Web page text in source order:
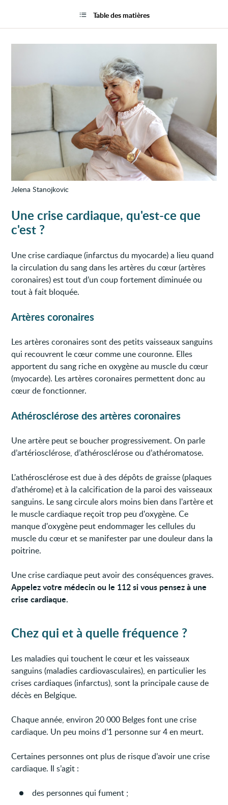
du
Jelena Stanojkovic
Une crise cardiaque, qu'est-ce que
c'est ?
Une crise cardiaque (infarctus du myocarde) a lieu quand
la circulation du sang dans les artères du cœur (artères
coronaires) est tout d’un coup fortement diminuée ou
tout à fait bloquée.
Artères coronaires
Les artères coronaires sont des petits vaisseaux sanguins
qui recouvrent le cœur comme une couronne. Elles
apportent du sang riche en oxygène au muscle du cœur
(myocarde). Les artères coronaires permettent donc au
cœur de fonctionner.
Athérosclérose des artères coronaires
Une artère peut se boucher progressivement. On parle
d’artériosclérose, d’athérosclérose ou d’athéromatose.
L'athérosclérose est due à des dépôts de graisse (plaques
d’athérome) et à la calcification de la paroi des vaisseaux
sanguins. Le sang circule alors moins bien dans l'artère et
le muscle cardiaque reçoit trop peu d'oxygène. Ce
manque d'oxygène peut endommager les cellules du
muscle du cœur et se manifester par une douleur dans la
poitrine.
Une crise cardiaque peut avoir des conséquences graves.
Appelez votre médecin ou le 112 si vous pensez à une
crise cardiaque.
Chez qui et à quelle fréquence ?
Les maladies qui touchent le cœur et les vaisseaux
sanguins (maladies cardiovasculaires), en particulier les
crises cardiaques (infarctus), sont la principale cause de
décès en Belgique.
Chaque année, environ 20 000 Belges font une crise
cardiaque. Un peu moins d’1 personne sur 4 en meurt.
Certaines personnes ont plus de risque d’avoir une crise
cardiaque. Il s’agit :
des personnes qui fument ;
Table des matières